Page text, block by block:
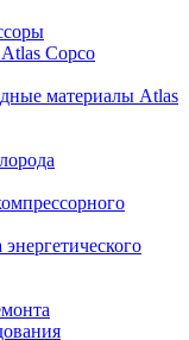
Copco
материалы Atlas